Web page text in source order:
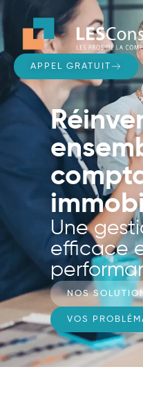
APPEL GRATUIT
Une
efficace
NOS
VOS